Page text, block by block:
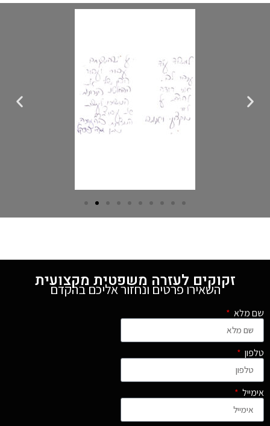
זקוקים לעזרה משפטית מקצועית
השאירו פרטים ונחזור אליכם בהקדם
שם מלא
טלפון
אימייל